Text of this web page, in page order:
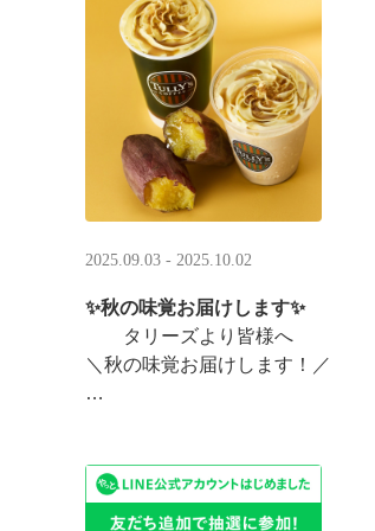
まんまるベアフルも皆様のご来店
2025.09.03 - 2025.10.02
✨秋の味覚お届けします✨
タリーズより皆様へ
＼秋の味覚お届けします！／
実りの秋らしいほっこりフードも